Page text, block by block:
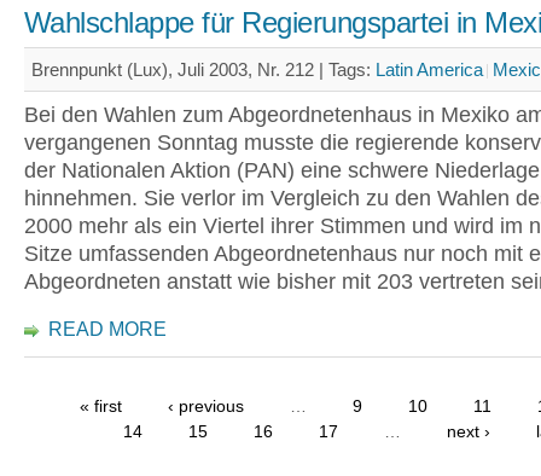
Wahlschlappe für Regierungspartei in
Brennpunkt (Lux), Juli 2003, Nr. 212 | Tags: Latin America
Bei den Wahlen zum Abgeordnetenhaus in Mexiko
vergangenen Sonntag musste die regierende
der Nationalen Aktion (PAN) eine schwere Niederlage
hinnehmen. Sie verlor im Vergleich zu den Wahlen
2000 mehr als ein Viertel ihrer Stimmen und wird im
Sitze umfassenden Abgeordnetenhaus nur noch mit
Abgeordneten anstatt wie bisher mit 203 vertreten
READ MORE
« first ‹ previous 9 10 11
14
15 16 17 next ›